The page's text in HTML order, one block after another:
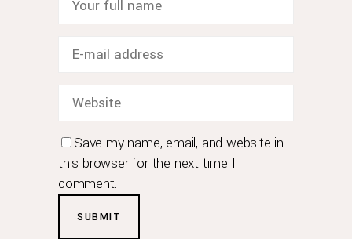
Save my name, email, and website in
this browser for the next time I
comment.